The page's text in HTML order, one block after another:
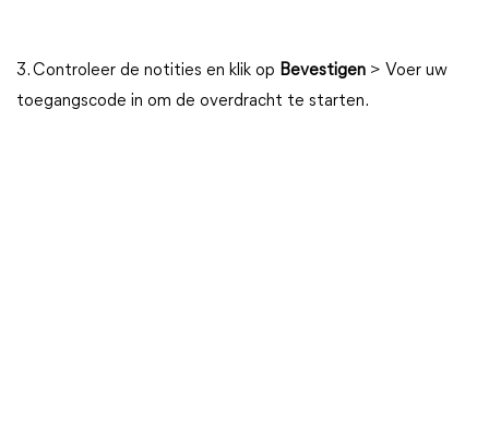
3. Controleer de notities en klik op Bevestigen > Voer uw
toegangscode in om de overdracht te starten.